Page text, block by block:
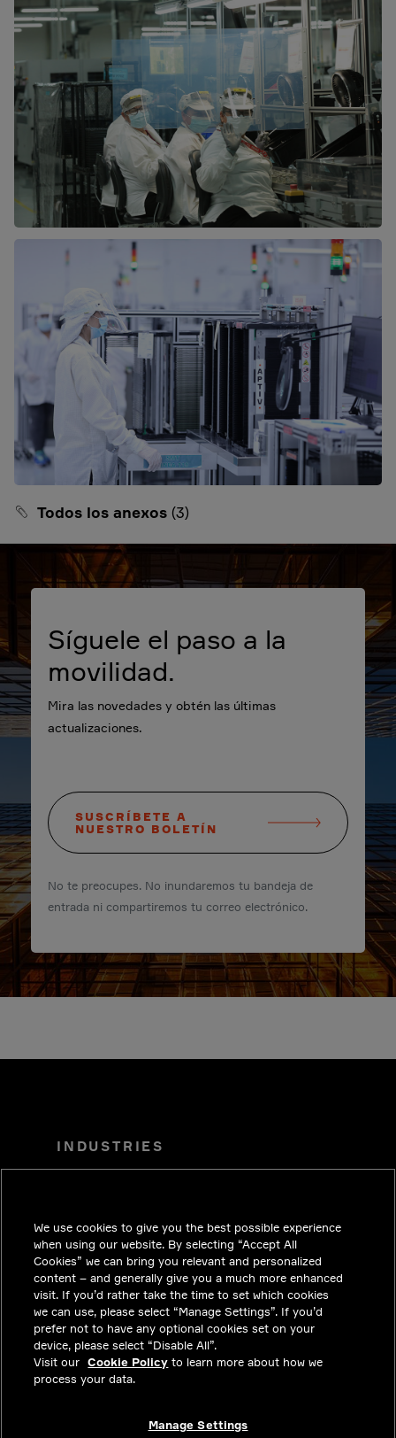
Todos los anexos (3)
Síguele el paso a la
movilidad.
Mira las novedades y obtén las últimas
actualizaciones.
SUSCRÍBETE A
NUESTRO BOLETÍN
No te preocupes. No inundaremos tu bandeja de
entrada ni compartiremos tu correo electrónico.
INDUSTRIES
CARRERAS
INVERSIONISTAS
SALA DE PRENSA
COMUNÍCATE CON NOSOTROS
PRIVACY
We use cookies to give you the best possible experience
when using our website. By selecting “Accept All
Cookies” we can bring you relevant and personalized
content – and generally give you a much more enhanced
visit. If you’d rather take the time to set which cookies
we can use, please select “Manage Settings”. If you’d
prefer not to have any optional cookies set on your
device, please select “Disable All”.
Visit our Cookie Policy to learn more about how we
process your data.
Manage Settings